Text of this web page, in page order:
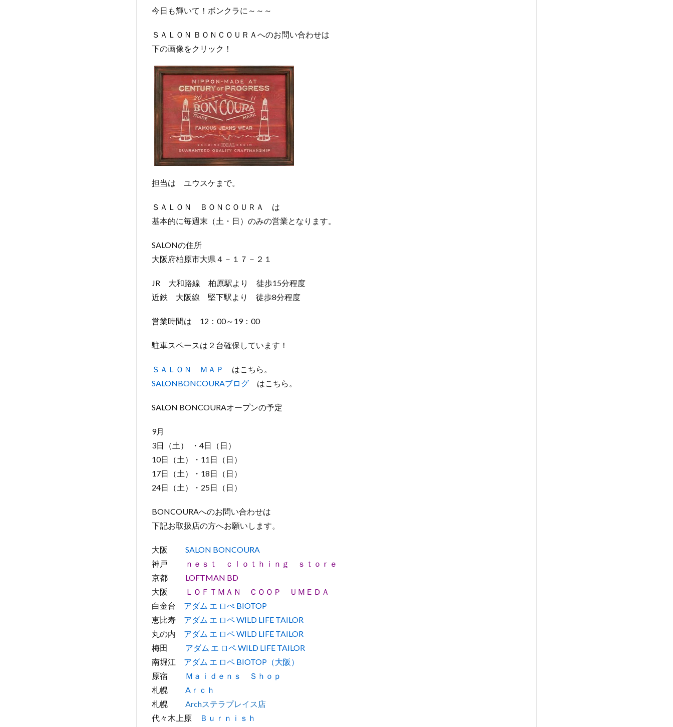
今日も輝いて！ボンクラに～～～
ＳＡＬＯＮ ＢＯＮＣＯＵＲＡへのお問い合わせは
下の画像をクリック！
担当は ユウスケまで。
ＳＡＬＯＮ ＢＯＮＣＯＵＲＡ は
基本的に毎週末（土・日）のみの営業となります。
SALONの住所
大阪府柏原市大県４－１７－２１
JR 大和路線 柏原駅より 徒歩15分程度
近鉄 大阪線 堅下駅より 徒歩8分程度
営業時間は 12：00～19：00
駐車スペースは２台確保しています！
ＳＡＬＯＮ ＭＡＰ
はこちら。
SALONBONCOURAブログ はこちら。
SALON BONCOURAオープンの予定
9月
3日（土） ・4日（日）
10日（土）・11日（日）
17日（土）・18日（日）
24日（土）・25日（日）
BONCOURAへのお問い合わせは
下記お取扱店の方へお願いします。
大阪 SALON BONCOURA
神戸
ｎｅｓｔ ｃｌｏｔｈｉｎｇ ｓｔｏｒｅ
京都 LOFTMAN BD
大阪
ＬＯＦＴＭＡＮ ＣＯＯＰ ＵＭＥＤＡ
白金台 アダム エ ロぺ BIOTOP
恵比寿 アダム エ ロペ WILD LIFE TAILOR
丸の内 アダム エ ロペ WILD LIFE TAILOR
梅田 アダム エ ロペ WILD LIFE TAILOR
南堀江 アダム エ ロペ BIOTOP（大阪）
原宿
Ｍａｉｄｅｎｓ Ｓｈｏｐ
札幌 Aｒｃｈ
札幌 Archステラプレイス店
代々木上原
Ｂｕｒｎｉｓｈ